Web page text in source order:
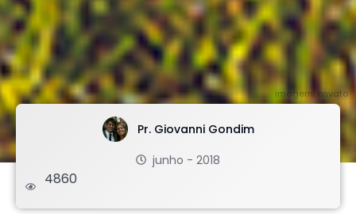
imagem: envato
Pr. Giovanni Gondim
junho - 2018
4860